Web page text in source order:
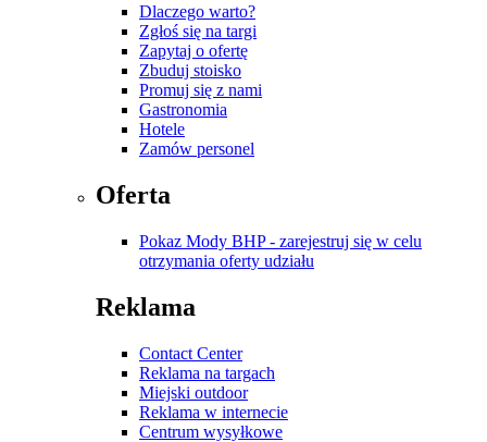
Dlaczego warto?
Zgłoś się na targi
Zapytaj o ofertę
Zbuduj stoisko
Promuj się z nami
Gastronomia
Hotele
Zamów personel
Oferta
Pokaz Mody BHP - zarejestruj się w celu
otrzymania oferty udziału
Reklama
Contact Center
Reklama na targach
Miejski outdoor
Reklama w internecie
Centrum wysyłkowe